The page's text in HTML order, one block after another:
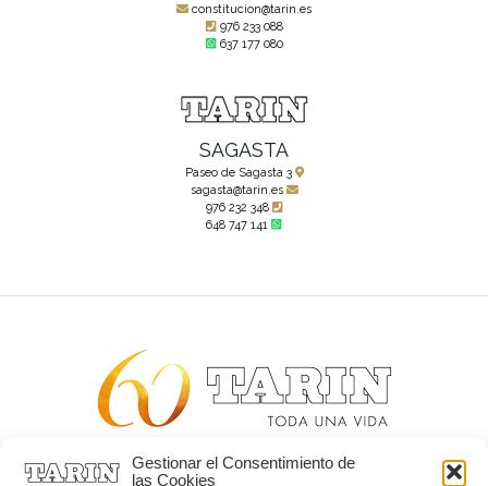
Gestionar el Consentimiento de
las Cookies
constitucion@tarin.es
976 233 088
637 177 080
SAGASTA
Paseo de Sagasta 3
sagasta@tarin.es
976 232 348
648 747 141
Alta joyería desde 1963